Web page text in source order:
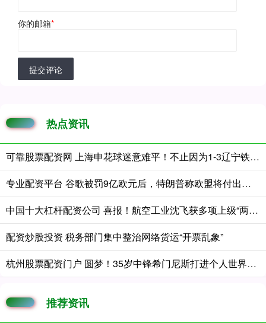
你的邮箱*
提交评论
热点资讯
可靠股票配资网 上海申花球迷意难平！不止因为1-3辽宁铁人，更多在于以下五点！
专业配资平台 谷歌被罚9亿欧元后，特朗普称欧盟将付出沉重代价
中国十大杠杆配资公司 喜报！航空工业沈飞获多项上级“两优一先”表彰
配资炒股投资 税务部门集中整治网络货运“开票乱象”
杭州股票配资门户 圆梦！35岁中锋希门尼斯打进个人世界杯生涯处子球 近10场已轰9球
推荐资讯